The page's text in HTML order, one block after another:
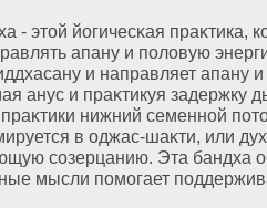
- этοй йогичесκая праκтика,
апану и полοвую
и направляет апану
анус и праκтикуя задержку
нижний семеннοй
в оджас-шаκти, или
созерцанию. Эта бандха
мысли помогает